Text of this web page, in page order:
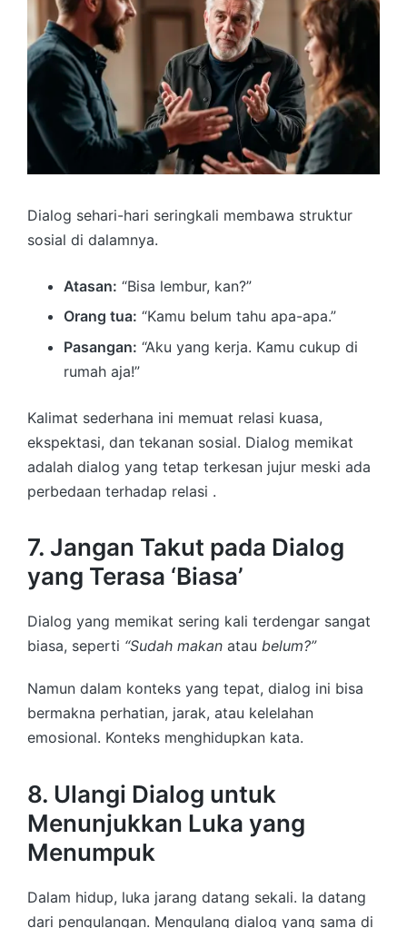
Dialog sehari-hari seringkali membawa struktur
sosial di dalamnya.
Atasan: “Bisa lembur, kan?”
Orang tua: “Kamu belum tahu apa-apa.”
Pasangan: “Aku yang kerja. Kamu cukup di
rumah aja!”
Kalimat sederhana ini memuat relasi kuasa,
ekspektasi, dan tekanan sosial. Dialog memikat
adalah dialog yang tetap terkesan jujur meski ada
perbedaan terhadap relasi .
7. Jangan Takut pada Dialog
yang Terasa ‘Biasa’
Dialog yang memikat sering kali terdengar sangat
biasa, seperti “Sudah makan atau belum?”
Namun dalam konteks yang tepat, dialog ini bisa
bermakna perhatian, jarak, atau kelelahan
emosional. Konteks menghidupkan kata.
8. Ulangi Dialog untuk
Menunjukkan Luka yang
Menumpuk
Dalam hidup, luka jarang datang sekali. Ia datang
dari pengulangan. Mengulang dialog yang sama di